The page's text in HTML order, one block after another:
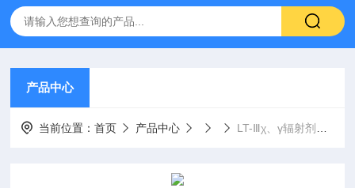
产品中心
当前位置：首页 产品中心 LT-Ⅲχ、γ辐射剂量率仪 放射性检测仪LT-Ⅲ